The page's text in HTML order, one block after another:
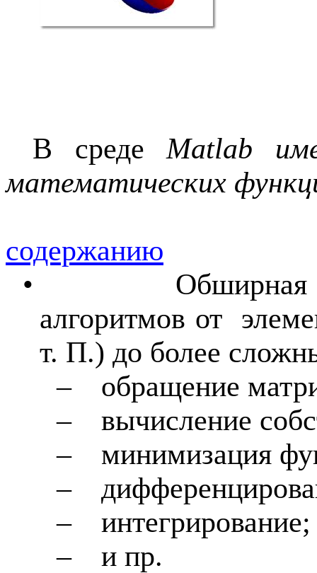
В средеMatlab
математических
содержанию
•
Обширная
алгоритмов от
т. П.) до более
–
обращение
–
вычисление
–
минимизация
–
–
интегрирование;
–
и пр.